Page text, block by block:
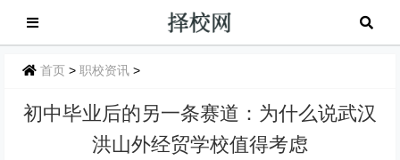
首页 >职校资讯 >
初中毕业后的另一条赛道：为什么说武汉
洪山外经贸学校值得考虑